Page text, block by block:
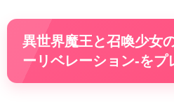
異世界魔王と召喚少女
ーリベレーション-をプ